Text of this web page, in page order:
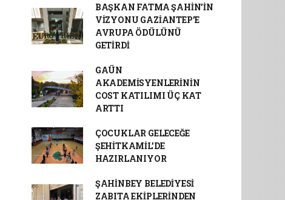
BAŞKAN FATMA ŞAHİN’İN
VİZYONU GAZİANTEP’E
AVRUPA ÖDÜLÜNÜ
GETİRDİ
GAÜN
AKADEMİSYENLERİNİN
COST KATILIMI ÜÇ KAT
ARTTI
ÇOCUKLAR GELECEĞE
ŞEHİTKAMİL’DE
HAZIRLANIYOR
ŞAHİNBEY BELEDİYESİ
ZABITA EKİPLERİNDEN